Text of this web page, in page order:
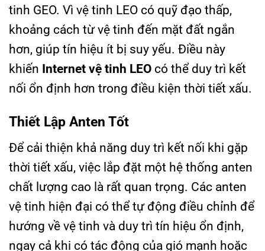
tinh GEO. Vì vệ tinh LEO có quỹ đạo thấp,
khoảng cách từ vệ tinh đến mặt đất ngắn
hơn, giúp tín hiệu ít bị suy yếu. Điều này
khiến Internet vệ tinh LEO có thể duy trì kết
nối ổn định hơn trong điều kiện thời tiết xấu.
Thiết Lập Anten Tốt
Để cải thiện khả năng duy trì kết nối khi gặp
thời tiết xấu, việc lắp đặt một hệ thống anten
chất lượng cao là rất quan trọng. Các anten
vệ tinh hiện đại có thể tự động điều chỉnh để
hướng về vệ tinh và duy trì tín hiệu ổn định,
ngay cả khi có tác động của gió mạnh hoặc